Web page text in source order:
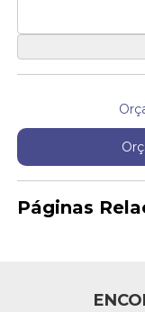
Páginas